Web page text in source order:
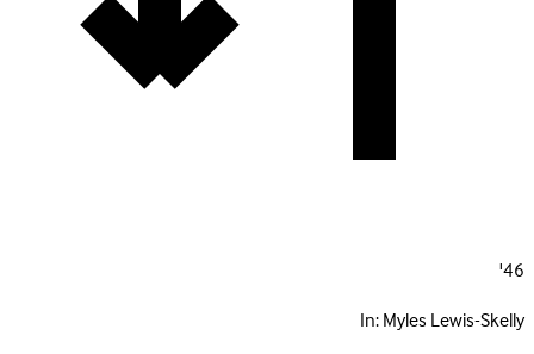
46'
In:Myles Lewis-Skelly